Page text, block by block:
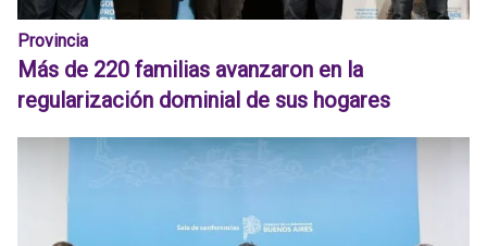
Provincia
Más de 220 familias avanzaron en la
regularización dominial de sus hogares